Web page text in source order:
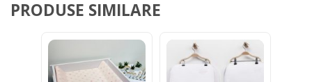
PRODUSE SIMILARE